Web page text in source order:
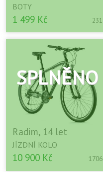
BOTY
1 499 Kč 231
Radim, 14 let
JÍZDNÍ KOLO
10 900 Kč 1706